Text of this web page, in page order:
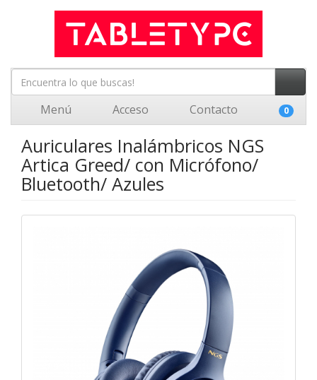
Menú Acceso Contacto 0
Auriculares Inalámbricos NGS
Artica Greed/ con Micrófono/
Bluetooth/ Azules